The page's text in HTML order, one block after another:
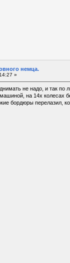
немца.
»
не надо, и так по
на 14х колесах
бордюры перелазил,